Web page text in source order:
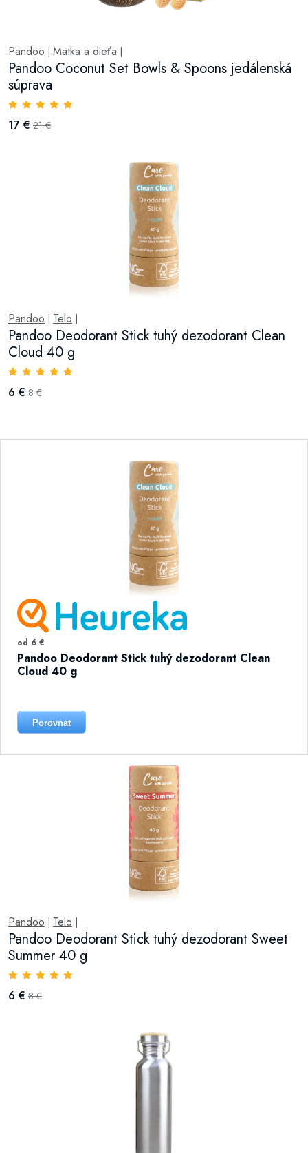
Pandoo Matka a dieťa
Pandoo Coconut Set Bowls & Spoons jedálenská
súprava
17 € 21 €
Pandoo Telo
Pandoo Deodorant Stick tuhý dezodorant Clean
Cloud 40 g
6 € 8 €
od 6 €
Pandoo Deodorant Stick tuhý dezodorant Clean
Cloud 40 g
Porovnat
Pandoo Telo
Pandoo Deodorant Stick tuhý dezodorant Sweet
Summer 40 g
6 € 8 €